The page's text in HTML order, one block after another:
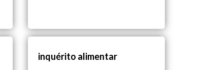
inquérito alimentar